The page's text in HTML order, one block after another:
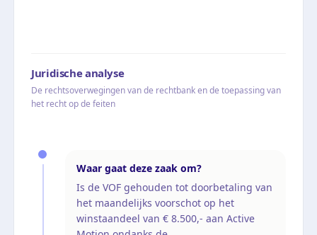
Juridische analyse
De rechtsoverwegingen van de rechtbank en de toepassing van
het recht op de feiten
Waar gaat deze zaak om?
Is de VOF gehouden tot doorbetaling van
het maandelijks voorschot op het
winstaandeel van € 8.500,- aan Active